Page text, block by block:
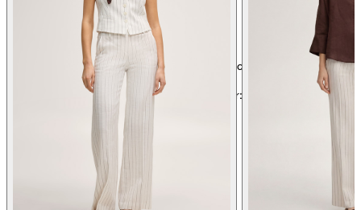
chemische Reinigung mit Perchlorethylen, schonend
Weitere Pflegeinformationen finden Sie unter:
Unsere Qualitäten: